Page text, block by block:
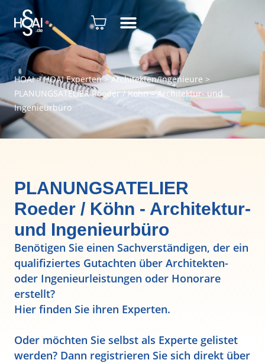
HOAI>HOAI Experten>Architekten/Ingenieure >
PLANUNGSATELIER Roeder / Köhn – Architektur- und
Ingenieurbüro
PLANUNGSATELIER
Roeder / Köhn - Architektur-
und Ingenieurbüro
Benötigen Sie einen Sachverständigen, der ein
qualifiziertes Gutachten über Architekten-
oder Ingenieurleistungen oder Honorare
erstellt?
Hier finden Sie ihren Experten.
Oder möchten Sie selbst als Experte gelistet
werden? Dann registrieren Sie sich direkt über